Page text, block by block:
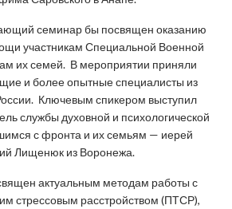
семинар бы посвящен оказанию
участникам Специальной Военной
их семей. В мероприятии приняли
и более опытные специалисты из
Ключевым спикером выступил
службы духовной и психологической
с фронта и их семьям — иерей
Лищенюк из Воронежа.
актуальным методам работы с
стрессовым расстройством (ПТСР),